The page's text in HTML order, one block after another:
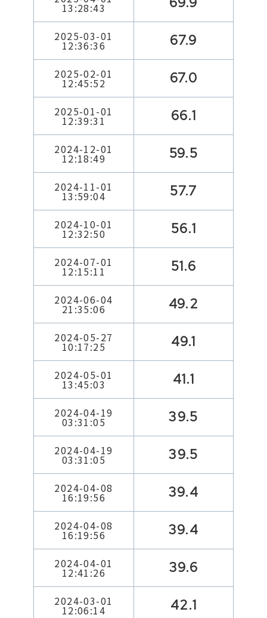
13:28:43
2025-03-01
12:36:36 67.9
2025-02-01
12:45:52 67.0
2025-01-01
12:39:31 66.1
2024-12-01
12:18:49 59.5
2024-11-01
13:59:04 57.7
2024-10-01
12:32:50 56.1
2024-07-01
12:15:11 51.6
2024-06-04
21:35:06 49.2
2024-05-27
10:17:25 49.1
2024-05-01
13:45:03 41.1
2024-04-19
03:31:05 39.5
2024-04-19
03:31:05 39.5
2024-04-08
16:19:56 39.4
2024-04-08
16:19:56 39.4
2024-04-01
12:41:26 39.6
2024-03-01
12:06:14 42.1